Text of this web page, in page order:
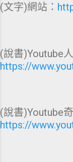
(文字)網站：
(說書)Youtube
https://
(說書)Youtube
https://